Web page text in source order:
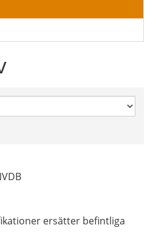
ersätter befintliga